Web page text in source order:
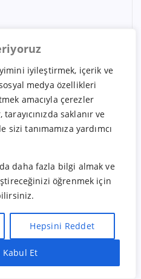
iyileştirmek, içerik ve
medya özellikleri
amacıyla çerezler
saklanır ve
tanımamıza yardımcı
daha fazla bilgi almak ve
öğrenmek için
Hepsini Reddet
Et
Firmalar